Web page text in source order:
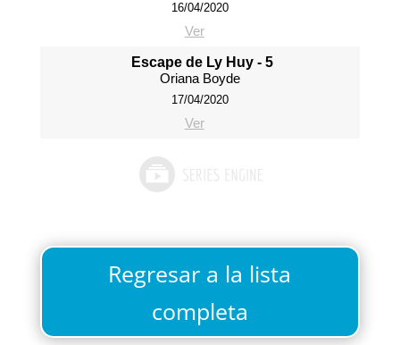
16/04/2020
Ver
Escape de Ly Huy - 5
Oriana Boyde
17/04/2020
Ver
Regresar a la lista
completa